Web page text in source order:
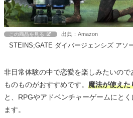
この商品を見る 出典：Amazon
STEINS;GATE ダイバージェンシズ アソ
非日常体験の中で恋愛を楽しみたいの
ものものがおすすめです。 魔法が使えた
と、RPGやアドベンチャーゲームにと
ます。